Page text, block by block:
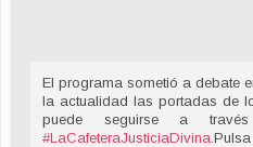
El programa sometió a debate
la actualidad las portadas de
puede seguirse a
#LaCafeteraJusticiaDivina